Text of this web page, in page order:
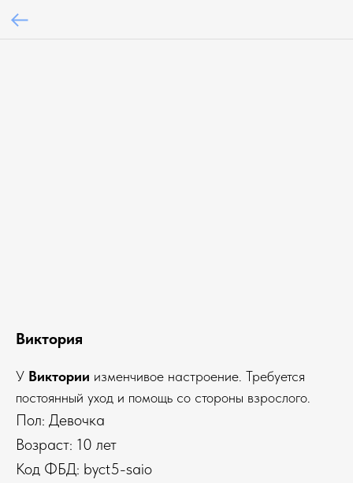
Виктория
У Виктории изменчивое настроение. Требуется
постоянный уход и помощь со стороны взрослого.
Пол: Девочка
Возраст: 10 лет
Код ФБД: byct5-saio